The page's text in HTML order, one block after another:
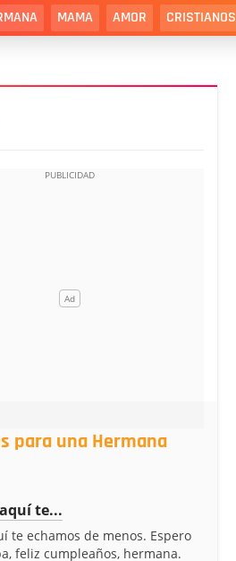
MAMA AMOR CRISTIANOS
para una Hermana
te...
te echamos de menos. Espero
feliz cumpleaños, hermana.